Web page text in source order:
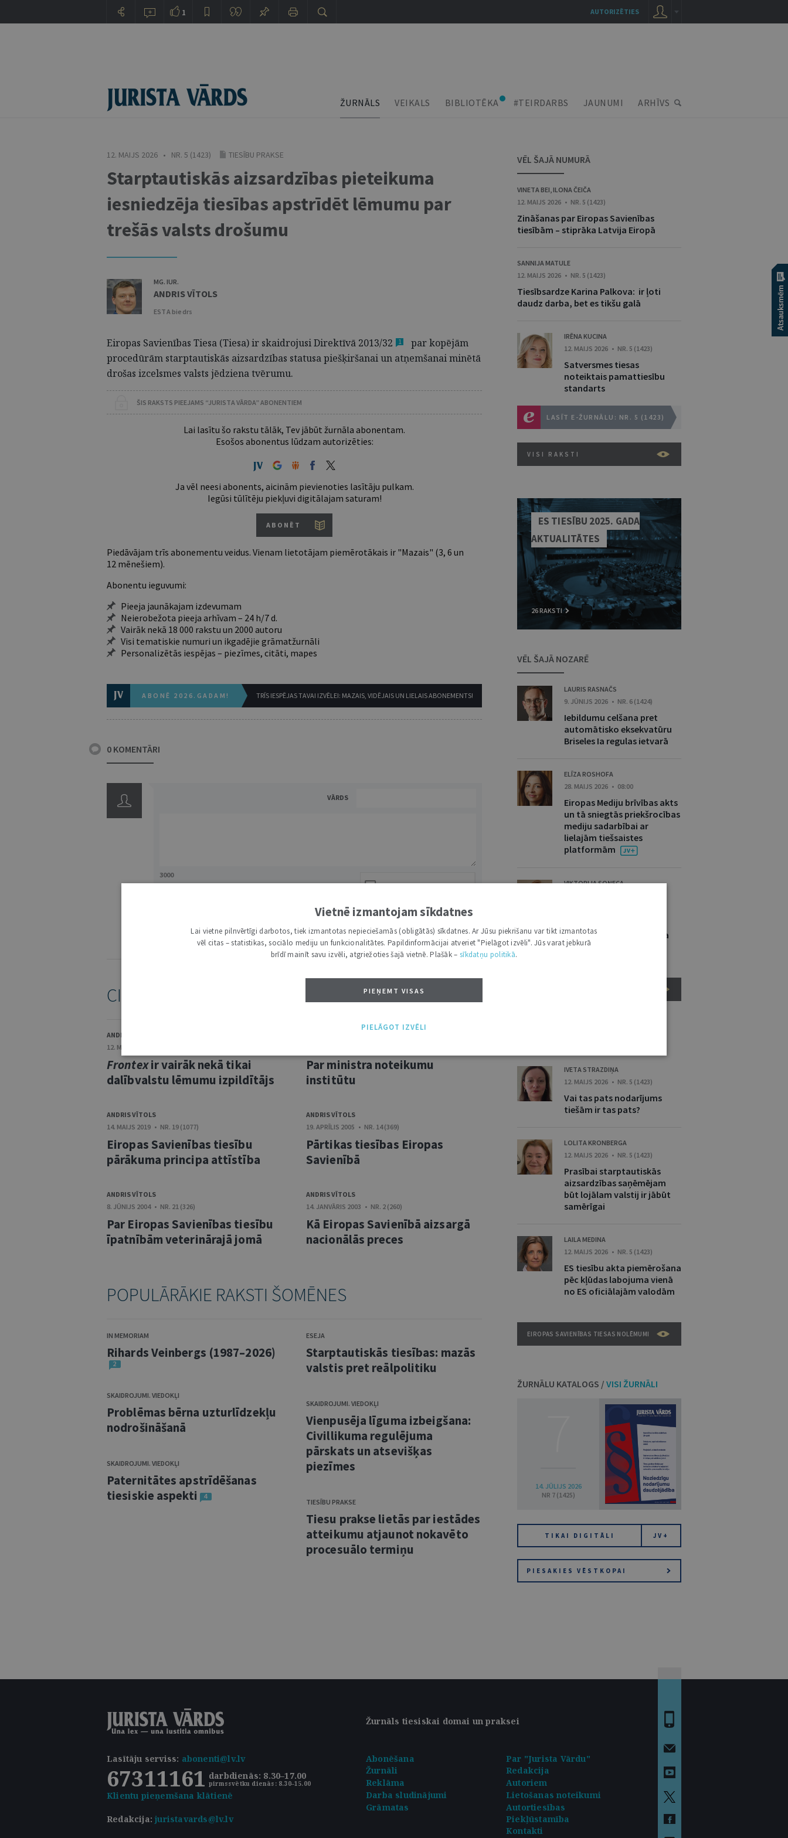
ŽURNĀLS VEIKALS BIBLIOTĒKA #TEIRDARBS JAUNUMI ARHĪVS
12. MAIJS 2026 • NR. 5 (1423) TIESĪBU PRAKSE
Starptautiskās aizsardzības pieteikuma
iesniedzēja tiesības apstrīdēt lēmumu par
trešās valsts drošumu
MG. IUR.
ANDRIS VĪTOLS
ESTA biedrs
Eiropas Savienības Tiesa (Tiesa) ir skaidrojusi Direktīvā 2013/32 1
par kopējām
procedūrām starptautiskās aizsardzības statusa piešķiršanai un atņemšanai minētā
drošas izcelsmes valsts jēdziena tvērumu.
ŠIS RAKSTS PIEEJAMS “JURISTA VĀRDA” ABONENTIEM
Lai lasītu šo rakstu tālāk, Tev jābūt žurnāla abonentam.
Esošos abonentus lūdzam autorizēties:
Ja vēl neesi abonents, aicinām pievienoties lasītāju pulkam.
Iegūsi tūlītēju piekļuvi digitālajam saturam!
ABONĒT
Piedāvājam trīs abonementu veidus. Vienam lietotājam piemērotākais ir "Mazais" (3, 6 un
12 mēnešiem).
Abonentu ieguvumi:
Pieeja jaunākajam izdevumam
Neierobežota pieeja arhīvam – 24 h/7 d.
Vairāk nekā 18 000 rakstu un 2000 autoru
Visi tematiskie numuri un ikgadējie grāmatžurnāli
Personalizētās iespējas – piezīmes, citāti, mapes
ABONĒ 2026.GADAM! TRĪS IESPĒJAS TAVAI IZVĒLEI: MAZAIS, VIDĒJAIS UN LIELAIS ABONEMENTS!
0 KOMENTĀRI
VĀRDS
3000
PIEVIENOT
KOMENTĒŠANAS NOTEIKUMI
CITI ŠĪ AUTORA RAKSTI /
ANDRIS VĪTOLS
12. MAIJS 2026 • NR. 5 (1423)
Frontexir vairāk nekā tikai
dalībvalstu lēmumu izpildītājs
Par ministra noteikumu
institūtu
ANDRIS VĪTOLS
14. MAIJS 2019 • NR. 19 (1077)
Eiropas Savienības tiesību
pārākuma principa attīstība
ANDRIS VĪTOLS
19. APRĪLIS 2005 • NR. 14 (369)
Pārtikas tiesības Eiropas
Savienībā
ANDRIS VĪTOLS
8. JŪNIJS 2004 • NR. 21 (326)
Par Eiropas Savienības tiesību
īpatnībām veterinārajā jomā
ANDRIS VĪTOLS
14. JANVĀRIS 2003 • NR. 2 (260)
Kā Eiropas Savienībā aizsargā
nacionālās preces
POPULĀRĀKIE RAKSTI ŠOMĒNES
IN MEMORIAM
Rihards Veinbergs (1987–2026)
2
SKAIDROJUMI. VIEDOKĻI
Problēmas bērna uzturlīdzekļu
nodrošināšanā
SKAIDROJUMI. VIEDOKĻI
Paternitātes apstrīdēšanas
tiesiskie aspekti
4
ESEJA
Starptautiskās tiesības: mazās
valstis pret reālpolitiku
SKAIDROJUMI. VIEDOKĻI
Vienpusēja līguma izbeigšana:
Civillikuma regulējuma
pārskats un atsevišķas
piezīmes
TIESĪBU PRAKSE
Tiesu prakse lietās par iestādes
atteikumu atjaunot nokavēto
procesuālo termiņu
VĒL ŠAJĀ NUMURĀ
VINETA BEI,ILONA ČEIČA
12. MAIJS 2026 • NR. 5 (1423)
Zināšanas par Eiropas Savienības
tiesībām – stiprāka Latvija Eiropā
SANNIJA MATULE
12. MAIJS 2026 • NR. 5 (1423)
Tiesībsardze Karina Palkova: ir ļoti
daudz darba, bet es tikšu galā
IRĒNA KUCINA
12. MAIJS 2026 • NR. 5 (1423)
Satversmes tiesas
noteiktais pamattiesību
standarts
LASĪT E-ŽURNĀLU: NR. 5 (1423)
VISI RAKSTI
ES TIESĪBU 2025. GADA
AKTUALITĀTES
26 RAKSTI
VĒL ŠAJĀ NOZARĒ
LAURIS RASNAČS
9. JŪNIJS 2026 • NR. 6 (1424)
Iebildumu celšana pret
automātisko eksekvatūru
Briseles Ia regulas ietvarā
ELĪZA ROSHOFA
28. MAIJS 2026 • 08:00
Eiropas Mediju brīvības akts
un tā sniegtās priekšrocības
mediju sadarbībai ar
lielajām tiešsaistes
platformām
VIKTORIJA SOŅECA
nepieciešama transporta
biļetes iegādei
IVETA STRAZDIŅA
12. MAIJS 2026 • NR. 5 (1423)
Vai tas pats nodarījums
tiešām ir tas pats?
LOLITA KRONBERGA
12. MAIJS 2026 • NR. 5 (1423)
Prasībai starptautiskās
aizsardzības saņēmējam
būt lojālam valstij ir jābūt
samērīgai
LAILA MEDINA
12. MAIJS 2026 • NR. 5 (1423)
ES tiesību akta piemērošana
pēc kļūdas labojuma vienā
no ES oficiālajām valodām
EIROPAS SAVIENĪBAS TIESAS NOLĒMUMI
ŽURNĀLU KATALOGS / VISI ŽURNĀLI
14. JŪLIJS 2026
NR 7 (1425)
TIKAI DIGITĀLI JV+
PIESAKIES VĒSTKOPAI
Žurnāls tiesiskai domai un praksei
Lasītāju serviss: abonenti@lv.lv
67311161 darbdienās: 8.30–17.00
pirmssvētku dienās: 8.30–15.00
Klientu pieņemšana klātienē
Abonēšana
Par "Jurista Vārdu"
Žurnāli
Redakcija
Reklāma
Autoriem
Darba sludinājumi
Lietošanas noteikumi
Redakcija:juristavards@lv.lv
Grāmatas
Autortiesības
Piekļūstamība
Kontakti
1 AUTORIZĒTIES
Vietnē izmantojam sīkdatnes
Lai vietne pilnvērtīgi darbotos, tiek izmantotas nepieciešamās (obligātās) sīkdatnes. Ar Jūsu piekrišanu var tikt izmantotas
vēl citas – statistikas, sociālo mediju un funkcionalitātes. Papildinformācijai atveriet "Pielāgot izvēli". Jūs varat jebkurā
brīdī mainīt savu izvēli, atgriežoties šajā vietnē. Plašāk – sīkdatņu politikā.
PIEŅEMT VISAS
PIELĀGOT IZVĒLI